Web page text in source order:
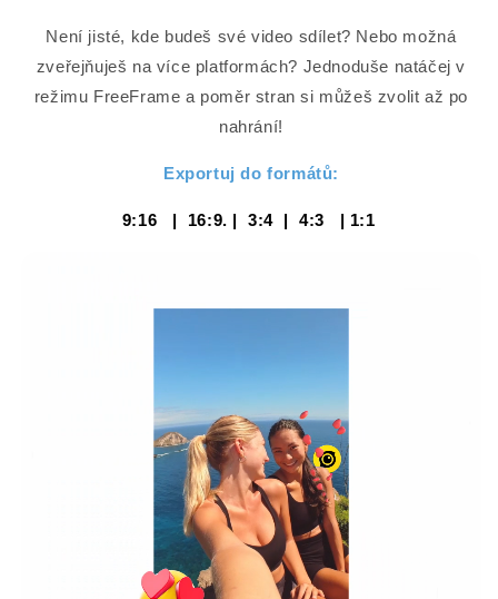
Není jisté, kde budeš své video sdílet? Nebo možná
zveřejňuješ na více platformách? Jednoduše natáčej v
režimu FreeFrame a poměr stran si můžeš zvolit až po
nahrání!
Exportuj do formátů:
9:16 | 16:9. | 3:4 | 4:3 | 1:1